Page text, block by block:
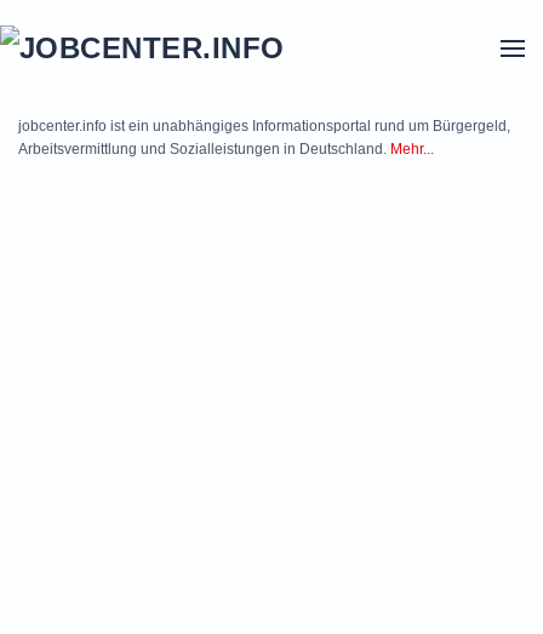
jobcenter.info ist ein unabhängiges Informationsportal rund um Bürgergeld,
Arbeitsvermittlung und Sozialleistungen in Deutschland. Mehr...